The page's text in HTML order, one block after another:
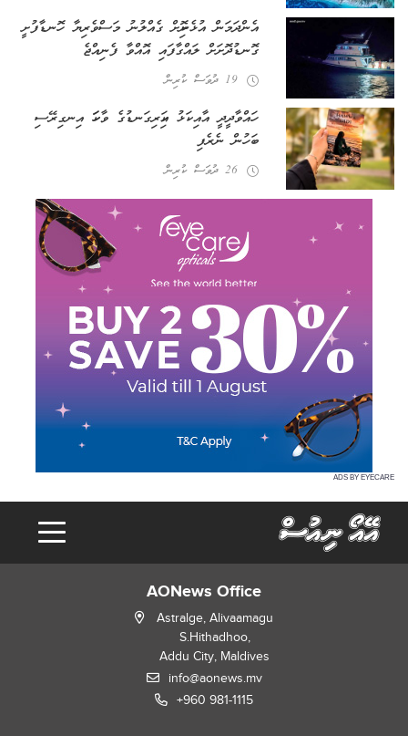
އެންދަމަން އުޅެނިކޮށް ގެއްލުނު މަސްވެރިޔާ ހޮނޑާފުށީ
ގޮނޑުދޮށަށް ލައްގާފައި އޮއްވާ ފެނިއްޖެ
19 ދުވަސް ކުރިން
ހައްވާދީދީ އާއި ކަޅު އަކިރިގަނޑުގެ ވާހަކަ އިނގިރޭސި
ބަހުން ނެރެފި
26 ދުވަސް ކުރިން
ADS BY EYECARE
AONews Office
Astralge, Alivaamagu
S.Hithadhoo,
Addu City, Maldives
info@aonews.mv
+960 981-1115